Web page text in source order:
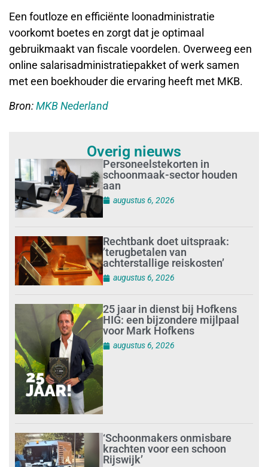
Een foutloze en efficiënte loonadministratie
voorkomt boetes en zorgt dat je optimaal
gebruikmaakt van fiscale voordelen. Overweeg een
online salarisadministratiepakket of werk samen
met een boekhouder die ervaring heeft met MKB.
Bron:MKB Nederland
Overig nieuws
Personeelstekorten in
schoonmaak-sector houden
aan
augustus 6, 2026
Rechtbank doet uitspraak:
’terugbetalen van
achterstallige reiskosten’
augustus 6, 2026
25 jaar in dienst bij Hofkens
HIG: een bijzondere mijlpaal
voor Mark Hofkens
augustus 6, 2026
‘Schoonmakers onmisbare
krachten voor een schoon
Rijswijk’